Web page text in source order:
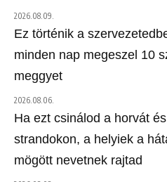
2026.08.09.
Ez történik a
minden nap megeszel 10
meggyet
2026.08.06.
Ha ezt csinálod a horvát
strandokon, a helyiek a
mögött nevetnek rajtad